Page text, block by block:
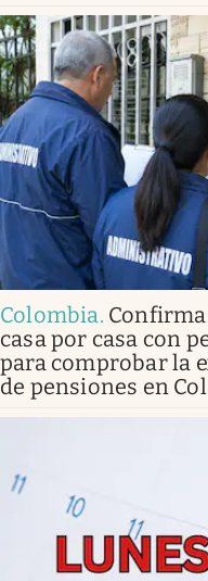
Colombia.
casa por casa con
para comprobar la
de pensiones en